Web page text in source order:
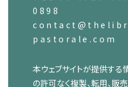
0898
pastorale.com
本ウェブサイトが提供する
の許可なく複製、転用、販